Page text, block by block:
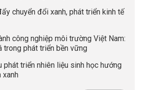
chuyển đổi xanh, phát triển kinh tế
công nghiệp môi trường Việt Nam:
trong phát triển bền vững
phát triển nhiên liệu sinh học hướng
xanh